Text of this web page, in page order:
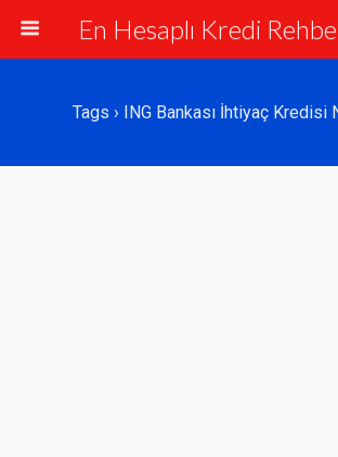
Tags › ING Bankası İhtiyaç Kredisi